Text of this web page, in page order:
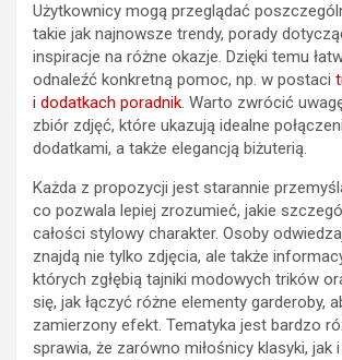
Użytkownicy mogą przeglądać
takie jak najnowsze trendy, porady
inspiracje na różne okazje. Dzięki temu
odnaleźć konkretną pomoc, np. w postaci
i dodatkach poradnik. Warto zwrócić
zbiór zdjęć, które ukazują idealne
dodatkami, a także elegancją biżuterią.
Każda z propozycji jest starannie
co pozwala lepiej zrozumieć, jakie
całości stylowy charakter. Osoby
znajdą nie tylko zdjęcia, ale także
których zgłębią tajniki modowych trików
się, jak łączyć różne elementy garderoby,
zamierzony efekt. Tematyka jest bardzo
sprawia, że zarówno miłośnicy klasyki, jak